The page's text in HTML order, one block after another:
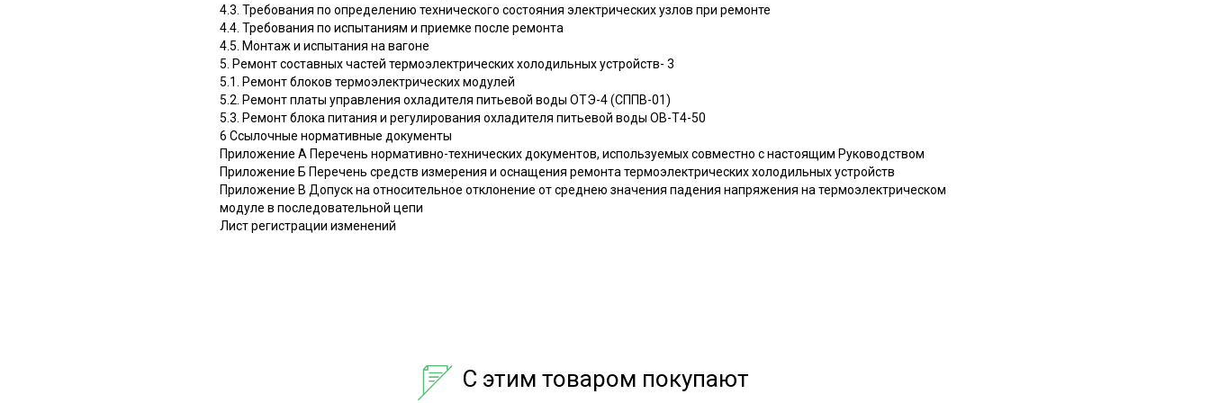
4.3. Требования по определению технического состояния электрических узлов при ремонте
4.4. Требования по испытаниям и приемке после ремонта
4.5. Монтаж и испытания на вагоне
5. Ремонт составных частей термоэлектрических холодильных устройств- 3
5.1. Ремонт блоков термоэлектрических модулей
5.2. Ремонт платы управления охладителя питьевой воды ОТЭ-4 (СППВ-01)
5.3. Ремонт блока питания и регулирования охладителя питьевой воды ОВ-Т4-50
6 Ссылочные нормативные документы
Приложение А Перечень нормативно-технических документов, используемых совместно с настоящим Руководством
Приложение Б Перечень средств измерения и оснащения ремонта термоэлектрических холодильных устройств
Приложение В Допуск на относительное отклонение от среднею значения падения напряжения на термоэлектрическом
модуле в последовательной цепи
Лист регистрации изменений
С этим товаром покупают